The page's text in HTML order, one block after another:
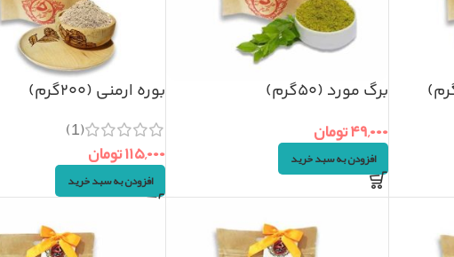
برگ مورد (۵۰گرم)
۴۹,۰۰۰تومان
افزودن به سبد خرید
بوره ارمنی (۲۰۰گرم)
(1)
۱۱۵,۰۰۰تومان
افزودن به سبد خرید